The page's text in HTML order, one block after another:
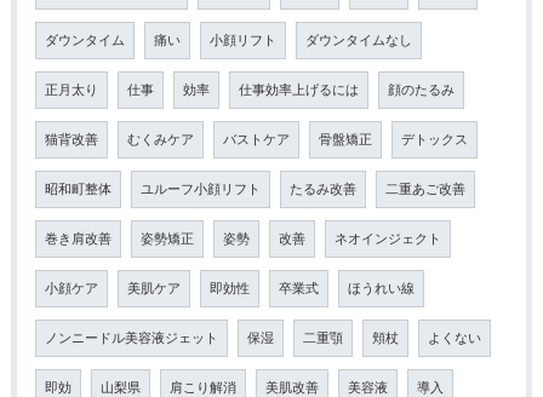
ダウンタイム 痛い 小顔リフト ダウンタイムなし
正月太り 仕事 効率 仕事効率上げるには 顔のたるみ
猫背改善 むくみケア バストケア 骨盤矯正 デトックス
昭和町整体 ユルーフ小顔リフト たるみ改善 二重あご改善
巻き肩改善 姿勢矯正 姿勢 改善 ネオインジェクト
小顔ケア 美肌ケア 即効性 卒業式 ほうれい線
ノンニードル美容液ジェット 保湿 二重顎 頬杖 よくない
即効 山梨県 肩こり解消 美肌改善 美容液 導入